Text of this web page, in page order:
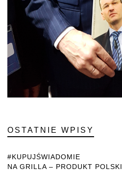
OSTATNIE WPISY
#KUPUJŚWIADOMIE
NA GRILLA – PRODUKT POLSKI